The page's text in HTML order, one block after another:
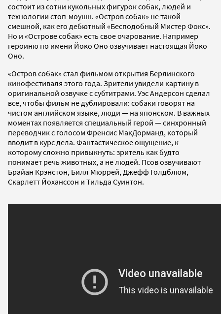
состоит из сотни кукольных фигурок собак, людей и
технологии стоп-моушн. «Остров собак» не такой
смешной, как его дебютный «Бесподобный Мистер Фокс».
Но и «Острове собак» есть свое очарование. Например
героиню по имени Йоко Оно озвучивает настоящая Йоко
Оно.
«Остров собак» стал фильмом открытия Берлинского
кинофестиваля этого года. Зрители увидели картину в
оригинальной озвучке с субтитрами. Уэс Андерсон сделал
все, чтобы фильм не дублировали: собаки говорят на
чистом английском языке, люди — на японском. В важных
моментах появляется специальный герой — синхронный
переводчик с голосом Френсис МакДорманд, который
вводит в курс дела. Фантастическое ощущение, к
которому сложно привыкнуть: зритель как будто
понимает речь животных, а не людей. Псов озвучивают
Брайан Крэнстон, Билл Мюррей, Джефф Голдблюм,
Скарлетт Йоханссон и Тильда Суинтон.